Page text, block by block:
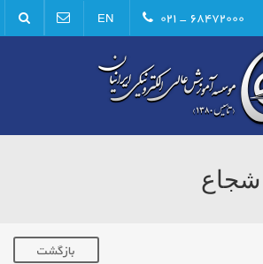
۶۸۴۷۲۰۰۰ - ۰۲۱ EN
شجاع
بازگشت